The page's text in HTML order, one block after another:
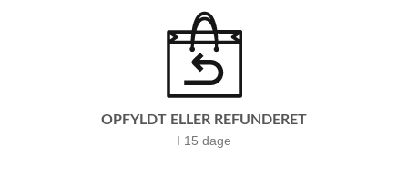
OPFYLDT ELLER REFUNDERET
I 15 dage